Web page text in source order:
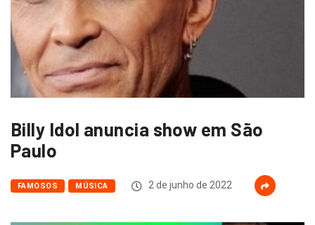
Billy Idol anuncia show em São
Paulo
FAMOSOS MÚSICA 2 de junho de 2022